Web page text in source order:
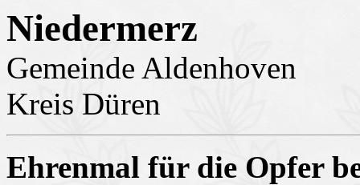
Niedermerz
Gemeinde Aldenhoven
Kreis Düren
Ehrenmal für die Opfer